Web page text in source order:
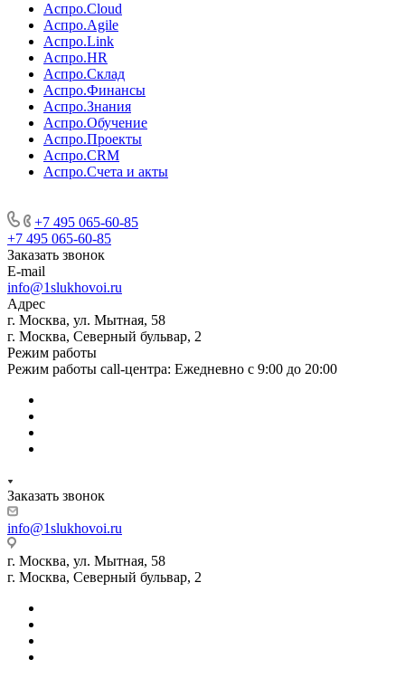
Аспро.Cloud
Аспро.Agile
Аспро.Link
Аспро.HR
Аспро.Склад
Аспро.Финансы
Аспро.Знания
Аспро.Обучение
Аспро.Проекты
Аспро.CRM
Аспро.Счета и акты
+7 495 065-60-85
+7 495 065-60-85
Заказать звонок
E-mail
info@1slukhovoi.ru
Адрес
г. Москва, ул. Мытная, 58
г. Москва, Северный бульвар, 2
Режим работы
Режим работы call-центра: Ежедневно с 9:00 до 20:00
Заказать звонок
info@1slukhovoi.ru
г. Москва, ул. Мытная, 58
г. Москва, Северный бульвар, 2